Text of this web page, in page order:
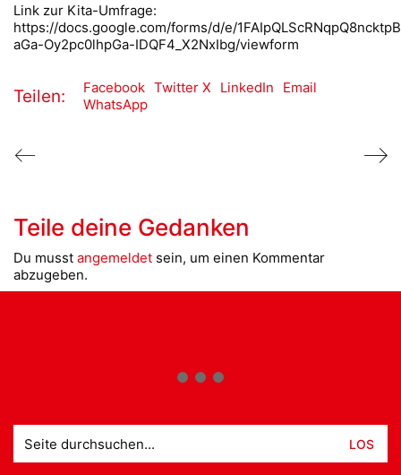
Link zur Kita-Umfrage:
https://docs.google.com/forms/d/e/
aGa-Oy2pc0lhpGa-IDQF4_X2NxIbg/viewform
Teilen: Facebook Twitter X LinkedIn
Email
WhatsApp
Teile deine Gedanken
Du musst angemeldet sein, um einen Kommentar
abzugeben.
nach: